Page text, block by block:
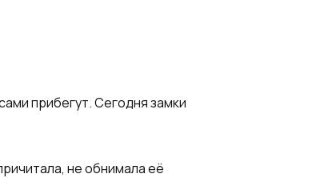
прибегут. Сегодня замки
не обнимала её